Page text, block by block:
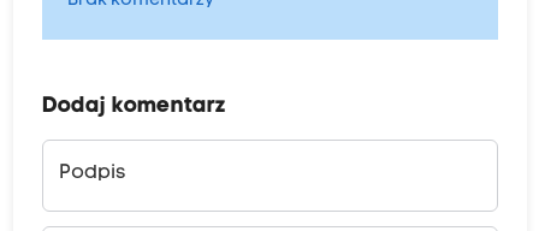
Dodaj komentarz
Podpis